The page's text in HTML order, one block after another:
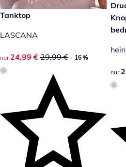
reduzierter Preis 24,99 €,
-16 %
Tanktop
LASCANA
reduzierter Preis 24,99 €,
nur 24,99 € 29,99 € – 16 %
nur